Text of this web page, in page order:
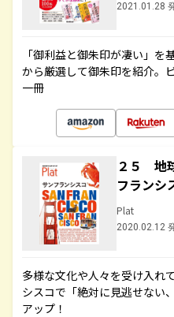
2021.01.28
「御利益と御朱印が凄い」
から厳選して御朱印を紹介。
一冊
２５ 地
フランシ
Plat
2020.02.12
多様な文化や人々を受け入れ
シスコで「絶対に見逃せない
アップ！